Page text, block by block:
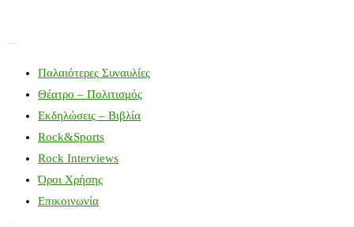
Παλαιότερες Συναυλίες
Θέατρο – Πολιτισμός
Εκδηλώσεις – Βιβλία
Rock&Sports
Rock Interviews
Όροι Χρήσης
Επικοινωνία